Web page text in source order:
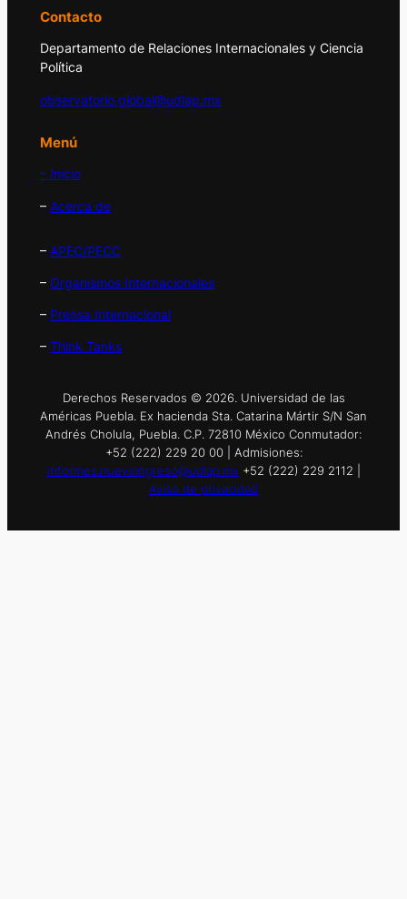
Contacto
Departamento de Relaciones Internacionales y Ciencia
Política
observatorio.global@udlap.mx
Menú
– Inicio
– Acerca de
– APEC/PECC
– Organismos Internacionales
– Prensa Internacional
– Think Tanks
Derechos Reservados © 2026. Universidad de las
Américas Puebla. Ex hacienda Sta. Catarina Mártir S/N San
Andrés Cholula, Puebla. C.P. 72810 México Conmutador:
+52 (222) 229 20 00 | Admisiones:
informes.nuevoingreso@udlap.mx +52 (222) 229 2112 |
Aviso de privacidad